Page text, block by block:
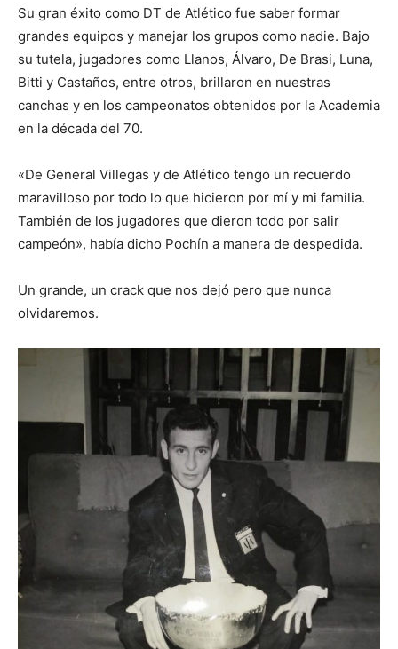
Su gran éxito como DT de Atlético fue saber formar
grandes equipos y manejar los grupos como nadie. Bajo
su tutela, jugadores como Llanos, Álvaro, De Brasi, Luna,
Bitti y Castaños, entre otros, brillaron en nuestras
canchas y en los campeonatos obtenidos por la Academia
en la década del 70.
«De General Villegas y de Atlético tengo un recuerdo
maravilloso por todo lo que hicieron por mí y mi familia.
También de los jugadores que dieron todo por salir
campeón», había dicho Pochín a manera de despedida.
Un grande, un crack que nos dejó pero que nunca
olvidaremos.